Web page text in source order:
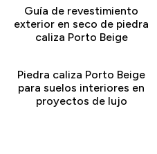
Guía de revestimiento
exterior en seco de piedra
caliza Porto Beige
Piedra caliza Porto Beige
para suelos interiores en
proyectos de lujo